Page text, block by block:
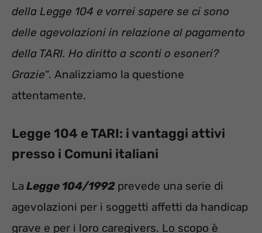
della Legge 104 e vorrei sapere se ci sono
delle agevolazioni in relazione al pagamento
della TARI. Ho diritto a sconti o esoneri?
Grazie“. Analizziamo la questione
attentamente.
Legge 104 e TARI: i vantaggi attivi
presso i Comuni italiani
La Legge 104/1992prevede una serie di
agevolazioni per i soggetti affetti da handicap
grave e per i loro caregivers. Lo scopo è